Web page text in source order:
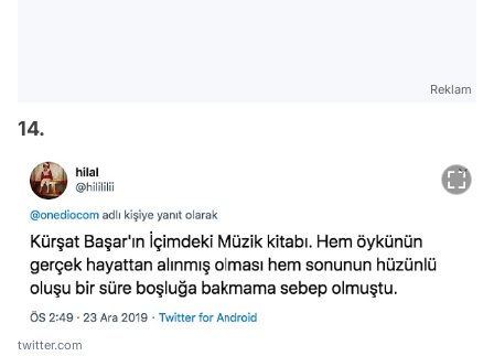
Reklam
14.
twitter.com